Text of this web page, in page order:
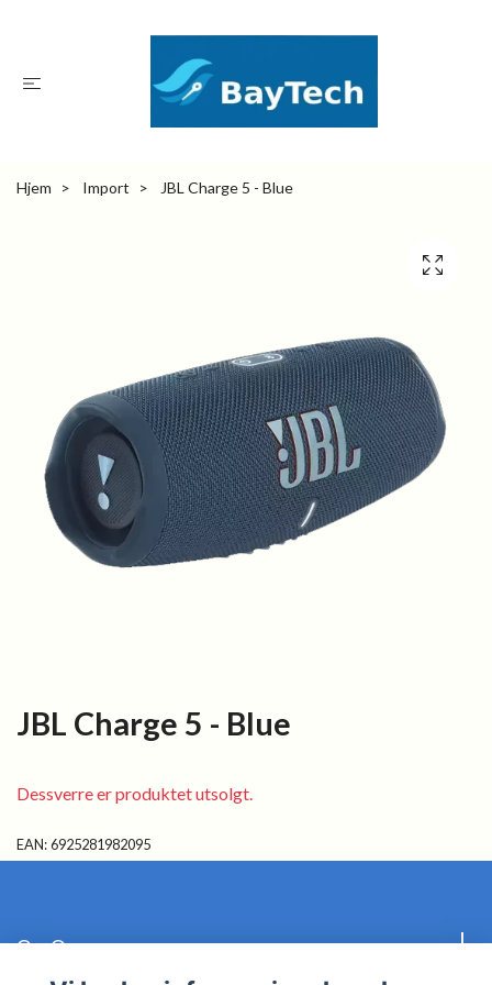
Hjem Import JBL Charge 5 - Blue
JBL Charge 5 - Blue
Dessverre er produktet utsolgt.
EAN:6925281982095
Om Oss